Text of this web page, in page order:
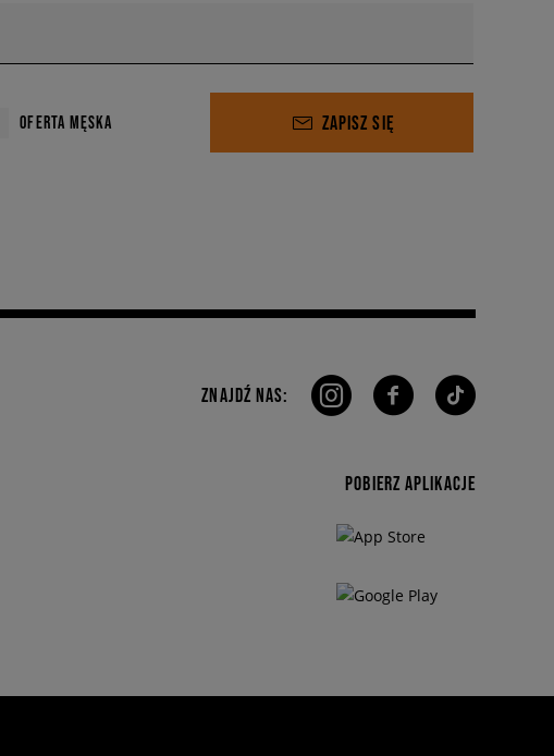
OFERTA MĘSKA ZAPISZ SIĘ
ZNAJDŹ NAS:
POBIERZ APLIKACJE